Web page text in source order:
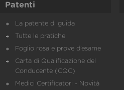
Patenti
La patente di guida
Tutte le pratiche
Foglio rosa e prove d’esame
Carta di Qualificazione del
Conducente (CQC)
Medici Certificatori - Novità